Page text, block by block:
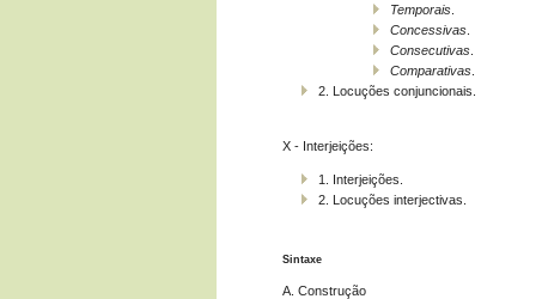
Temporais
Concessivas
Consecutivas
Comparativas
2. Locuções conjuncionais.
X - Interjeições:
1. Interjeições.
2. Locuções interjectivas.
Sintaxe
A. Construção